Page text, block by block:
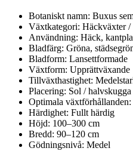
Botaniskt namn: Buxus
Växtkategori: Häckväxter
Användning: Häck,
Bladfärg: Gröna,
Bladform: Lansettformade
Växtform: Upprättväxande
Tillväxthastighet:
Placering: Sol / halvskugga
Optimala
Härdighet: Fullt härdig
Höjd: 100–300 cm
Bredd: 90–120 cm
Gödningsnivå: Medel